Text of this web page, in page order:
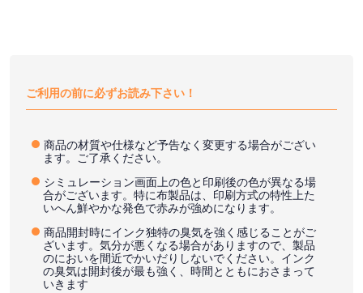
ご利用の前に必ずお読み下さい！
商品の材質や仕様など予告なく変更する場合がござい
ます。ご了承ください。
シミュレーション画面上の色と印刷後の色が異なる場
合がございます。特に布製品は、印刷方式の特性上た
いへん鮮やかな発色で赤みが強めになります。
商品開封時にインク独特の臭気を強く感じることがご
ざいます。気分が悪くなる場合がありますので、製品
のにおいを間近でかいだりしないでください。インク
の臭気は開封後が最も強く、時間とともにおさまって
いきます